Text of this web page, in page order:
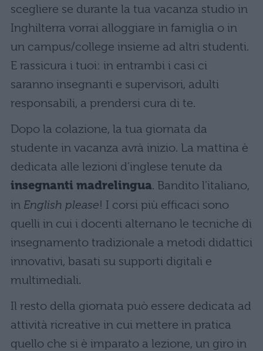
scegliere se durante la tua vacanza studio in
Inghilterra vorrai alloggiare in famiglia o in
un campus/college insieme ad altri studenti.
E rassicura i tuoi: in entrambi i casi ci
saranno insegnanti e supervisori, adulti
responsabili, a prendersi cura di te.
Dopo la colazione, la tua giornata da
studente in vacanza avrà inizio. La mattina è
dedicata alle lezioni d’inglese tenute da
insegnanti madrelingua. Bandito l’italiano,
in English please! I corsi più efficaci sono
quelli in cui i docenti alternano le tecniche di
insegnamento tradizionale a metodi didattici
innovativi, basati su supporti digitali e
multimediali.
Il resto della giornata può essere dedicata ad
attività ricreative in cui mettere in pratica
quello che si è imparato a lezione, un giro in